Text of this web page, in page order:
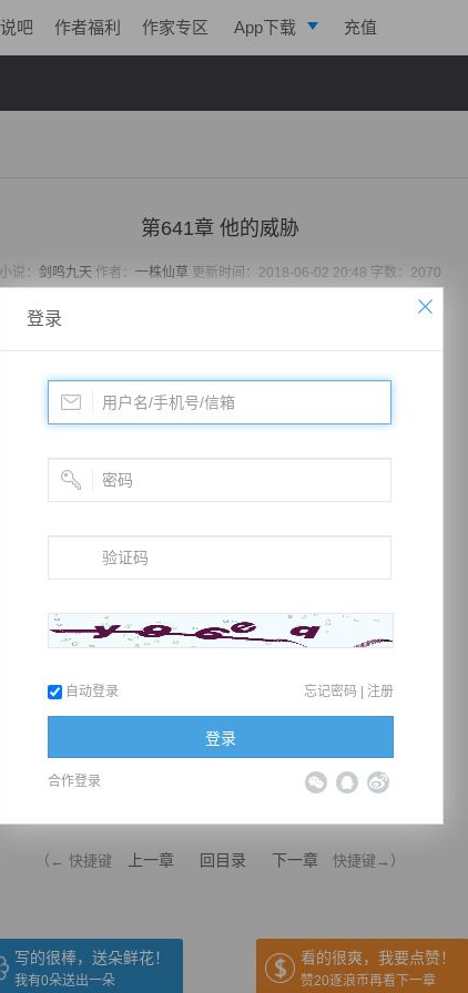
吧 作者福利 作家专区 App下载 充值
第641章 他的威胁
小说： 剑鸣九天 作者： 一株仙草 更新时间：2018-06-02 20:48 字数：2070
有关于轮回之力的讲述。
机缘。
身边之人。
一个想法便是想到了这里。
古来也没有几个。
（← 快捷键 上一章 回目录 下一章 快捷键→）
写的很棒，送朵鲜花！
我有0朵送出一朵
看的很爽，我要点赞！
赞20逐浪币再看下一章
登录
自动登录 忘记密码 | 注册
登录
合作登录